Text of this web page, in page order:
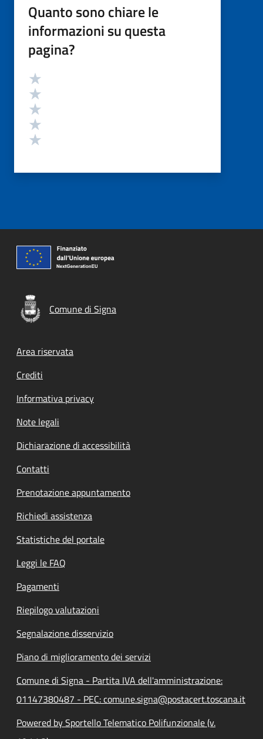
Quanto sono chiare le
informazioni su questa
pagina?
Valutazione
Comune di Signa
Footer menu
Area riservata
Crediti
Informativa privacy
Note legali
Dichiarazione di accessibilità
Contatti
Prenotazione appuntamento
Richiedi assistenza
Statistiche del portale
Leggi le FAQ
Pagamenti
Riepilogo valutazioni
Segnalazione disservizio
Piano di miglioramento dei servizi
Comune di Signa - Partita IVA dell'amministrazione:
01147380487 - PEC: comune.signa@postacert.toscana.it
Powered by Sportello Telematico Polifunzionale (v.